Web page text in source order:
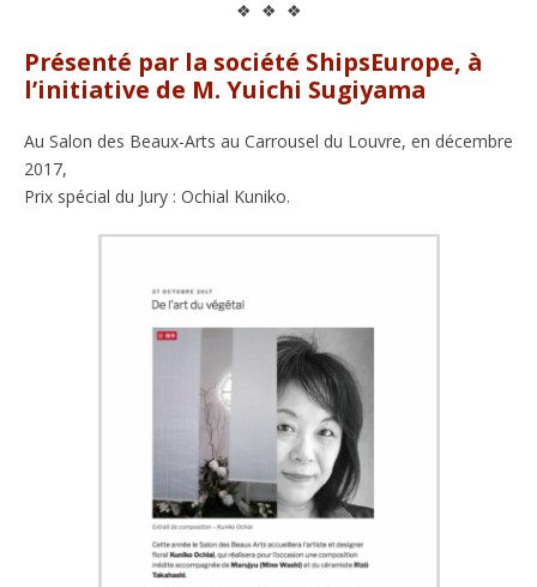
❖ ❖ ❖
Présenté par la société ShipsEurope, à
l’initiative de M. Yuichi Sugiyama
Au Salon des Beaux-Arts au Carrousel du Louvre, en décembre
2017,
Prix spécial du Jury : Ochial Kuniko.